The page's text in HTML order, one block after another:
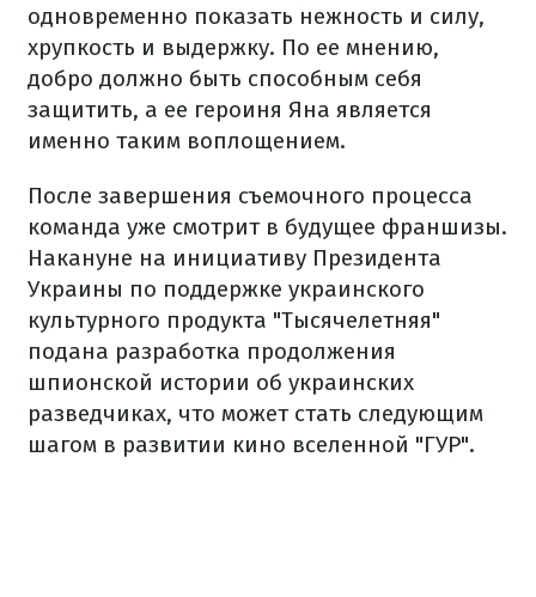
одновременно показать нежность и силу,
хрупкость и выдержку. По ее мнению,
добро должно быть способным себя
защитить, а ее героиня Яна является
именно таким воплощением.
После завершения съемочного процесса
команда уже смотрит в будущее франшизы.
Накануне на инициативу Президента
Украины по поддержке украинского
культурного продукта "Тысячелетняя"
подана разработка продолжения
шпионской истории об украинских
разведчиках, что может стать следующим
шагом в развитии кино вселенной "ГУР".